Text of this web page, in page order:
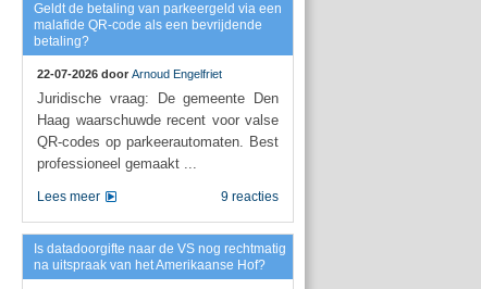
Geldt de betaling van parkeergeld via een
malafide QR-code als een bevrijdende
betaling?
22-07-2026 door Arnoud Engelfriet
Juridische vraag: De gemeente Den
Haag waarschuwde recent voor valse
QR-codes op parkeerautomaten. Best
professioneel gemaakt ...
9 reacties
Lees meer
Is datadoorgifte naar de VS nog rechtmatig
na uitspraak van het Amerikaanse Hof?